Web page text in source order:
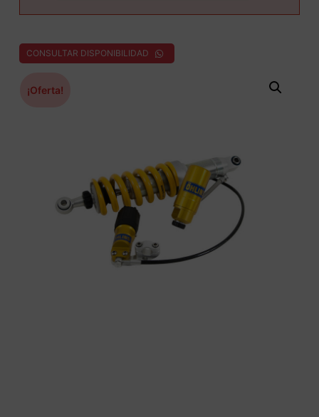
CONSULTAR DISPONIBILIDAD
¡Oferta!